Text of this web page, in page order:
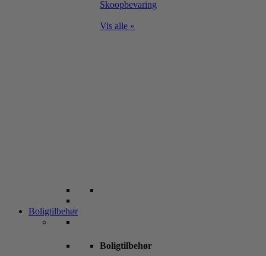
Skoopbevaring
Vis alle »
Boligtilbehør
Boligtilbehør